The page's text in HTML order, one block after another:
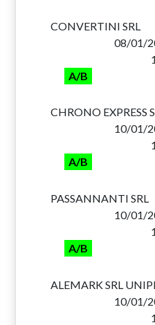
CONVERTINI SRL
08/01/
A/B
CHRONO EXPRESS
10/01/
A/B
PASSANNANTI SRL
10/01/
A/B
ALEMARK SRL
10/01/